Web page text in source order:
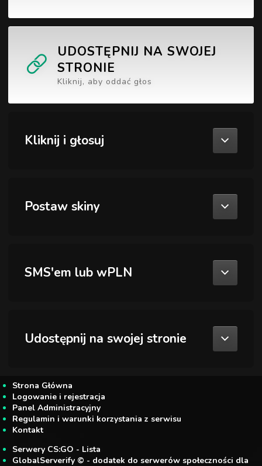
UDOSTĘPNIJ NA SWOJEJ
STRONIE
Kliknij, aby oddać głos
Kliknij i głosuj
Postaw skiny
SMS'em lub wPLN
Udostępnij na swojej stronie
Strona Główna
Logowanie i rejestracja
Panel Administracyjny
Regulamin i warunki korzystania z serwisu
Kontakt
Serwery CS:GO - Lista
GlobalServerify © - dodatek do serwerów społeczności dla